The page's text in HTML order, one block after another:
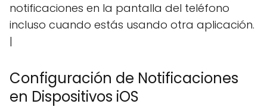
notificaciones en la pantalla del teléfono
incluso cuando estás usando otra aplicación.
|
Configuración de Notificaciones
en Dispositivos iOS